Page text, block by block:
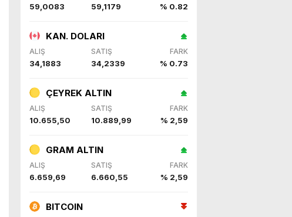
59,0083 59,1179 % 0.82
KAN. DOLARI
ALIŞ SATIŞ FARK
34,1883 34,2339 % 0.73
ÇEYREK ALTIN
ALIŞ SATIŞ FARK
10.655,50 10.889,99 % 2,59
GRAM ALTIN
ALIŞ SATIŞ FARK
6.659,69 6.660,55 % 2,59
BITCOIN